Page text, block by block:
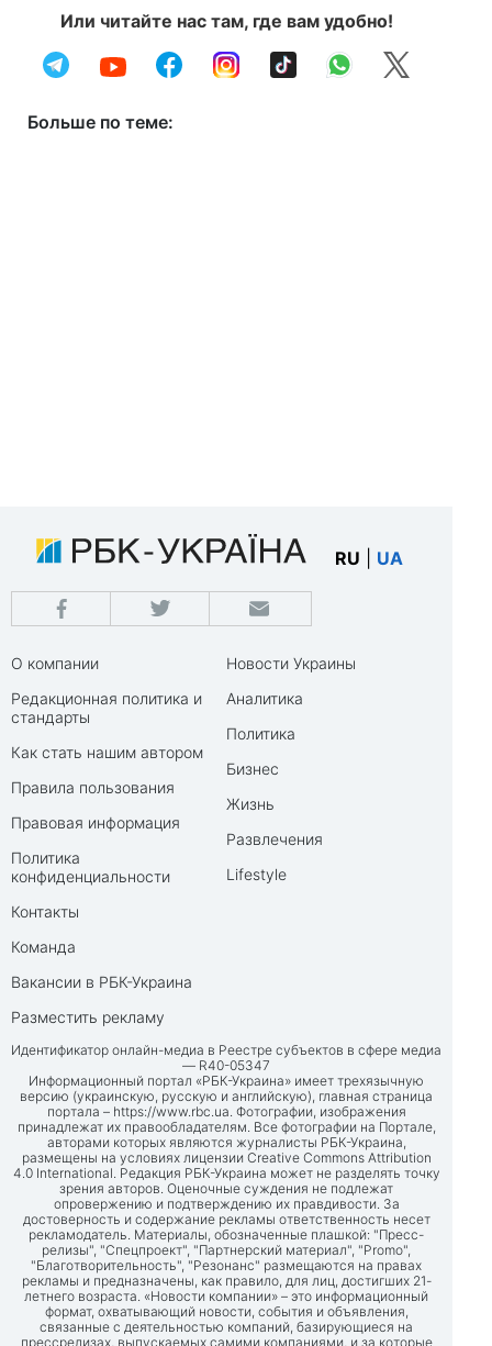
Или читайте нас там, где вам удобно!
Больше по теме:
RU UA
О компании
Редакционная политика и
стандарты
Как стать нашим автором
Правила пользования
Правовая информация
Политика
конфиденциальности
Контакты
Команда
Вакансии в РБК-Украина
Разместить рекламу
Новости Украины
Аналитика
Политика
Бизнес
Жизнь
Развлечения
Lifestyle
Идентификатор онлайн-медиа в Реестре субъектов в сфере медиа
— R40-05347
Информационный портал «РБК-Украина» имеет трехязычную
версию (украинскую, русскую и английскую), главная страница
портала – https://www.rbc.ua. Фотографии, изображения
принадлежат их правообладателям. Все фотографии на Портале,
авторами которых являются журналисты РБК-Украина,
размещены на условиях лицензии Creative Commons Attribution
4.0 International. Редакция РБК-Украина может не разделять точку
зрения авторов. Оценочные суждения не подлежат
опровержению и подтверждению их правдивости. За
достоверность и содержание рекламы ответственность несет
рекламодатель. Материалы, обозначенные плашкой: "Пресс-
релизы", "Спецпроект", "Партнерский материал", "Promo",
"Благотворительность", "Резонанс" размещаются на правах
рекламы и предназначены, как правило, для лиц, достигших 21-
летнего возраста. «Новости компании» – это информационный
формат, охватывающий новости, события и объявления,
связанные с деятельностью компаний, базирующиеся на
прессрелизах, выпускаемых самими компаниями, и за которые